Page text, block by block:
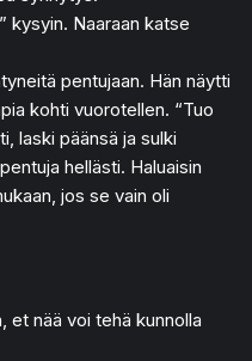
kysyin. Naaraan katse
pentujaan. Hän näytti
kohti vuorotellen. “Tuo
laski päänsä ja sulki
hellästi. Haluaisin
jos se vain oli
et nää voi tehä kunnolla